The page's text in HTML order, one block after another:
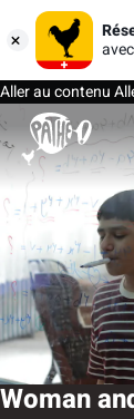
Aller au contenu
Woman